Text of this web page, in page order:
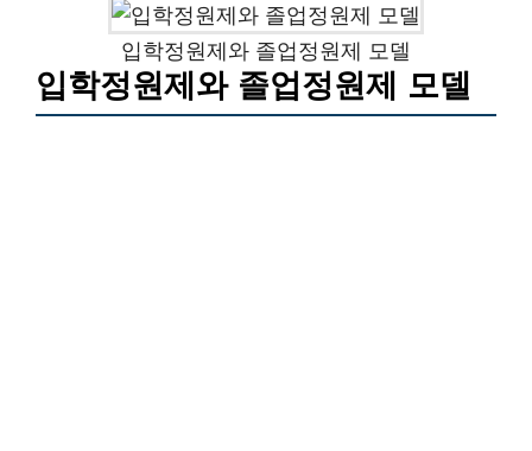
입학정원제와 졸업정원제 모델
입학정원제와 졸업정원제 모델